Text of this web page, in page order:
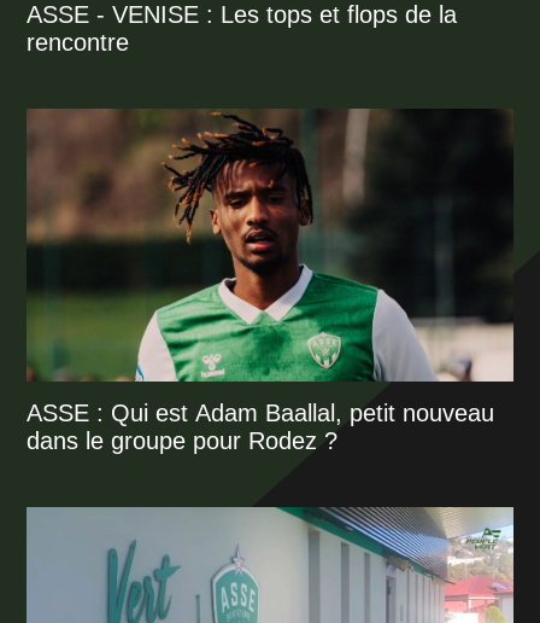
ASSE - VENISE : Les tops et flops de la
rencontre
ASSE : Qui est Adam Baallal, petit nouveau
dans le groupe pour Rodez ?